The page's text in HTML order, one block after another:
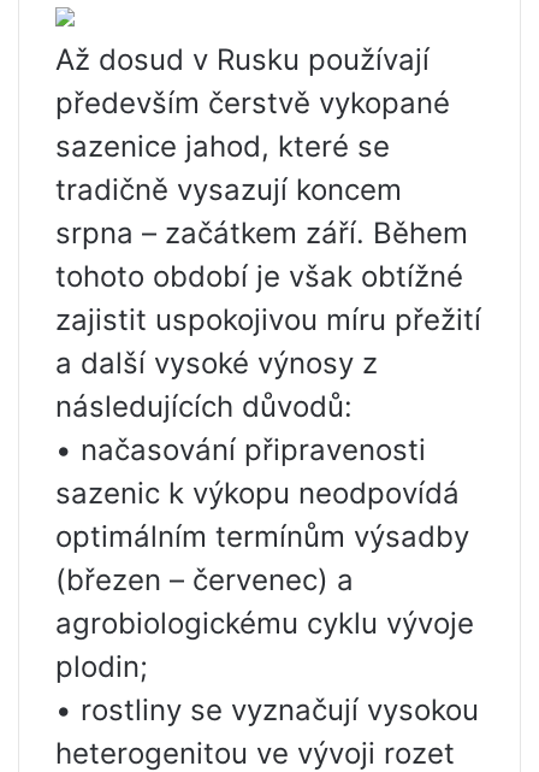
Až dosud v Rusku používají
především čerstvě vykopané
sazenice jahod, které se
tradičně vysazují koncem
srpna – začátkem září. Během
tohoto období je však obtížné
zajistit uspokojivou míru přežití
a další vysoké výnosy z
následujících důvodů:
• načasování připravenosti
sazenic k výkopu neodpovídá
optimálním termínům výsadby
(březen – červenec) a
agrobiologickému cyklu vývoje
plodin;
• rostliny se vyznačují vysokou
heterogenitou ve vývoji rozet